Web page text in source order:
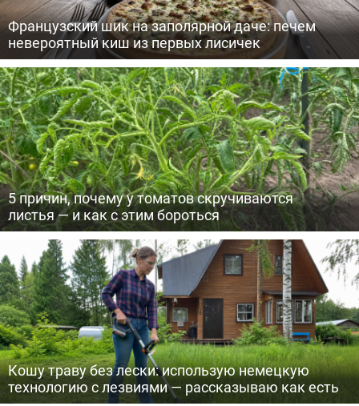
Французский шик на заполярной даче: печем
невероятный киш из первых лисичек
5 причин, почему у томатов скручиваются
листья — и как с этим бороться
Кошу траву без лески: использую немецкую
технологию с лезвиями — рассказываю как есть